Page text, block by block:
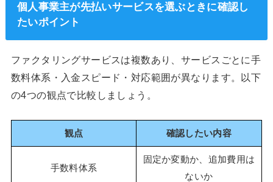
個人事業主が先払いサービスを選ぶときに確認し
たいポイント
ファクタリングサービスは複数あり、サービスごとに手
数料体系・入金スピード・対応範囲が異なります。以下
の4つの観点で比較しましょう。
観点 確認したい内容
手数料体系
固定か変動か、追加費用は
ないか